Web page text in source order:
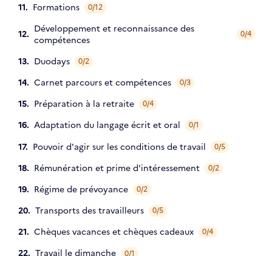
Formations 0/12
Développement et reconnaissance des
compétences
0/4
Duodays 0/2
Carnet parcours et compétences 0/3
Préparation à la retraite 0/4
Adaptation du langage écrit et oral 0/1
Pouvoir d'agir sur les conditions de travail 0/5
Rémunération et prime d'intéressement 0/2
Régime de prévoyance 0/2
Transports des travailleurs 0/5
Chèques vacances et chèques cadeaux 0/4
0/1